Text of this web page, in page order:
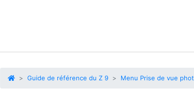
Guide de référence du Z 9 Menu Prise de vue